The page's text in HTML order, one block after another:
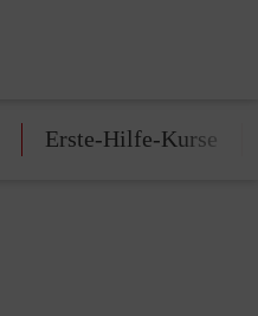
Erste-Hilfe-Kurse